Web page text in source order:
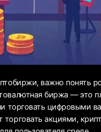
важно понять
биржа — это
торговать цифровыми
акциями,